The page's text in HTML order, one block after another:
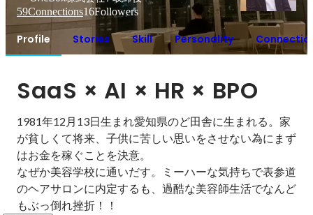
59Connections16Followers
Profile Stories Skill Personality
SaaS × AI × HR × BPO
1981年12月13日生まれ愛知県のど田舎に生まれる。家
が貧しくて将来、子供に苦しい思いをさせない為にまず
はお金を稼ぐことを決意。
なぜか美容学校に通いだす。ミーハーな気持ちで表参道
のヘアサロンに内定するも、過酷な美容師生活でなんど
もぶっ倒れ挫折！！